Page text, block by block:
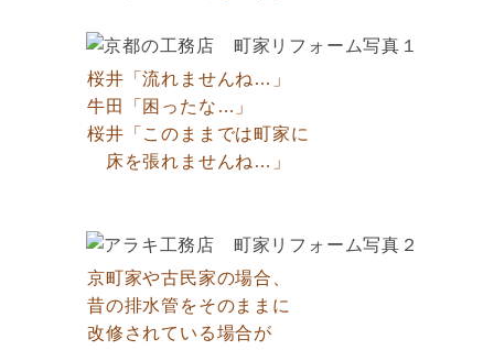
桜井「流れませんね…」
牛田「困ったな…」
桜井「このままでは町家に
床を張れませんね…」
京町家や古民家の場合、
昔の排水管をそのままに
改修されている場合が